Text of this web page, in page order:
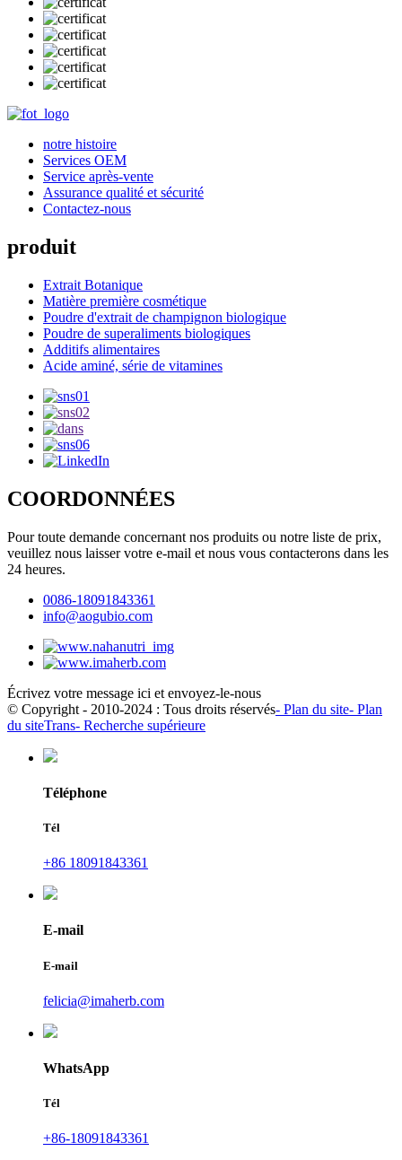
notre histoire
Services OEM
Service après-vente
Assurance qualité et sécurité
Contactez-nous
produit
Extrait Botanique
Matière première cosmétique
Poudre d'extrait de champignon biologique
Poudre de superaliments biologiques
Additifs alimentaires
Acide aminé, série de vitamines
COORDONNÉES
Pour toute demande concernant nos produits ou notre liste de prix,
veuillez nous laisser votre e-mail et nous vous contacterons dans les
24 heures.
0086-18091843361
info@aogubio.com
Écrivez votre message ici et envoyez-le-nous
© Copyright - 2010-2024 : Tous droits réservés- Plan du site- Plan
du siteTrans- Recherche supérieure
Téléphone
Tél
+86 18091843361
E-mail
E-mail
felicia@imaherb.com
WhatsApp
Tél
+86-18091843361